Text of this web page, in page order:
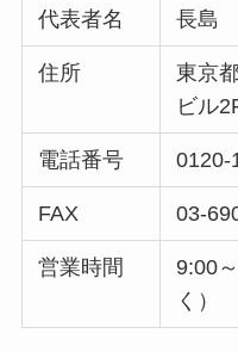
代表者名 長島
住所
東京
ビル
電話番号 0120-
FAX 03-
営業時間
9:00
く）